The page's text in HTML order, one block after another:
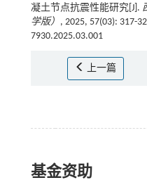
凝土节点抗震性能研究[J].
学版） , 2025, 57(03): 317-
7930.2025.03.001
上一篇
基金资助